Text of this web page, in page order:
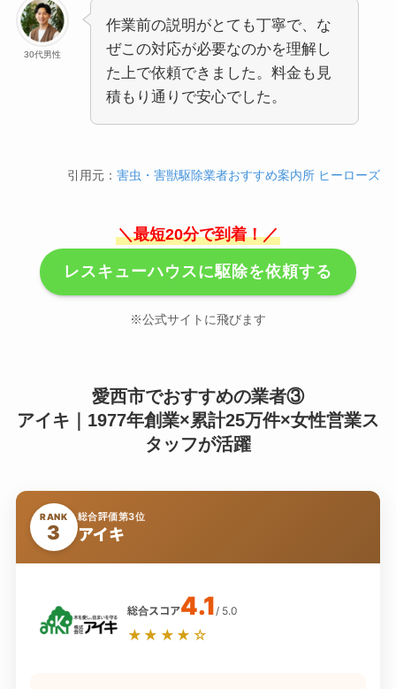
30代男性
作業前の説明がとても丁寧で、な
ぜこの対応が必要なのかを理解し
た上で依頼できました。料金も見
積もり通りで安心でした。
引用元：害虫・害獣駆除業者おすすめ案内所 ヒーローズ
＼最短20分で到着！／
レスキューハウスに駆除を依頼する
※公式サイトに飛びます
愛西市でおすすめの業者③
アイキ｜1977年創業×累計25万件×女性営業ス
タッフが活躍
RANK
3
総合評価第3位
アイキ
総合スコア4.1/ 5.0
★★★★☆